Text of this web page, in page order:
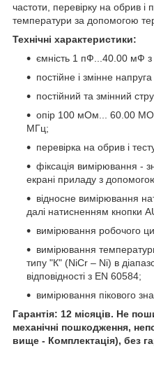
частоти, перевірку на обрив і
температури за допомогою
Технічні характеристики:
ємність 1 пФ...40.00 мФ з
постійне і змінне
постійний та змінний
опір 100 мОм... 60.00
МГц;
перевірка на обрив і
фіксація вимірювання -
екрані приладу з
відносне вимірювання
далі натисненням кнопки
вимірювання робочого
вимірювання
типу "К" (NiCr – Ni) в
відповідності з EN 60584;
вимірювання пікового
Гарантія: 12 місяців. Не
механічні пошкодження,
вище - Комплектація), без